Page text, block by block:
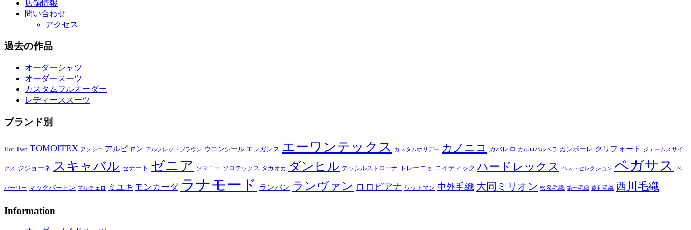
店舗情報
問い合わせ
アクセス
過去の作品
オーダーシャツ
オーダースーツ
カスタムフルオーダー
レディーススーツ
ブランド別
Hot Two TOMOITEX アソシエ アルピヤン アルフレッドブラウン ウエンシール エレガンス エーワンテックス カスタムホリデー カノニコ カバレロ カルロバルベラ カンポーレ クリフォード ジェームスサイ
クス ジジョーネ スキャバル セナート ゼニア ソマニー ソロテックス タカオカ ダンヒル テッシルストローナ トレーニョ ニイディック ハードレックス ベストセレクション ペガサス ペ
パーリー マックバートン マルチェロ ミユキ モンカーダ ラナモード ランバン ランヴァン ロロピアナ ワットマン 中外毛織 大同ミリオン 松希毛織 第一毛織 葛利毛織 西川毛織
Information